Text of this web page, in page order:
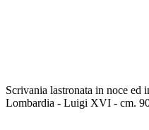
Scrivania lastronata in noce ed
Lombardia - Luigi XVI - cm.